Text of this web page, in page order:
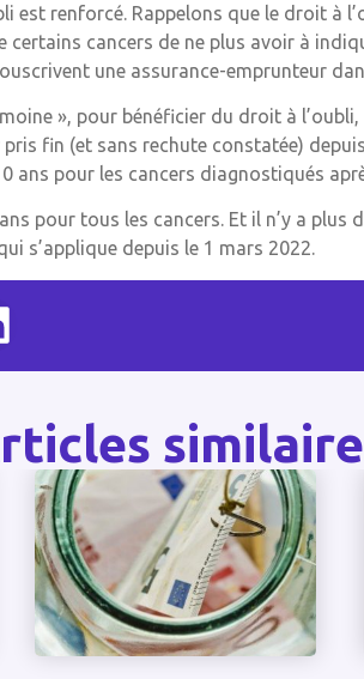
est renforcé. Rappelons que le droit à
cancers de ne plus avoir à
une assurance-emprunteur
», pour bénéficier du droit à
fin (et sans rechute constatée)
ans pour les cancers diagnostiqués
pour tous les cancers. Et il n’y a plus
s’applique depuis le 1 mars 2022.